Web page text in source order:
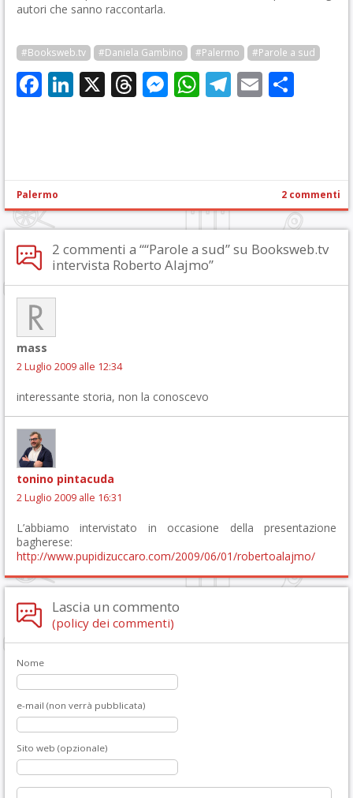
autori che sanno raccontarla.
#Booksweb.tv #Daniela Gambino #Palermo #Parole a sud
Facebook
LinkedIn
X Threads
Messenger
WhatsApp
Telegram
Email
Palermo 2 commenti
2 commenti a ““Parole a sud” su Booksweb.tv
intervista Roberto Alajmo”
mass
2 Luglio 2009 alle 12:34
interessante storia, non la conoscevo
tonino pintacuda
2 Luglio 2009 alle 16:31
L’abbiamo intervistato in occasione della presentazione
bagherese:
http://www.pupidizuccaro.com/2009/06/01/robertoalajmo/
Lascia un commento
(policy dei commenti)
Nome
e-mail (non verrà pubblicata)
Sito web (opzionale)